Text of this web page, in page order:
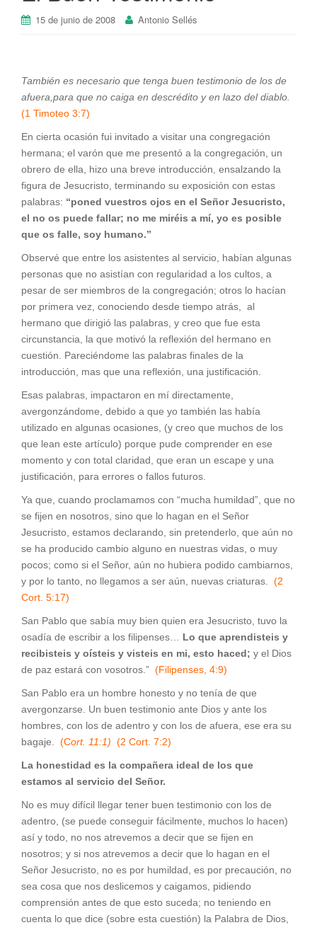
15 de junio de 2008 Antonio Sellés
También es necesario que tenga buen testimonio de los de
afuera,para que no caiga en descrédito y en lazo del diablo.
(1 Timoteo 3:7)
En cierta ocasión fui invitado a visitar una congregación
hermana; el varón que me presentó a la congregación, un
obrero de ella, hizo una breve introducción, ensalzando la
figura de Jesucristo, terminando su exposición con estas
palabras: “poned vuestros ojos en el Señor Jesucristo,
el no os puede fallar; no me miréis a mí, yo es posible
que os falle, soy humano.”
Observé que entre los asistentes al servicio, habían algunas
personas que no asistían con regularidad a los cultos, a
pesar de ser miembros de la congregación; otros lo hacían
por primera vez, conociendo desde tiempo atrás, al
hermano que dirigió las palabras, y creo que fue esta
circunstancia, la que motivó la reflexión del hermano en
cuestión. Pareciéndome las palabras finales de la
introducción, mas que una reflexión, una justificación.
Esas palabras, impactaron en mí directamente,
avergonzándome, debido a que yo también las había
utilizado en algunas ocasiones, (y creo que muchos de los
que lean este artículo) porque pude comprender en ese
momento y con total claridad, que eran un escape y una
justificación, para errores o fallos futuros.
Ya que, cuando proclamamos con “mucha humildad”, que no
se fijen en nosotros, sino que lo hagan en el Señor
Jesucristo, estamos declarando, sin pretenderlo, que aún no
se ha producido cambio alguno en nuestras vidas, o muy
pocos; como si el Señor, aún no hubiera podido cambiarnos,
y por lo tanto, no llegamos a ser aún, nuevas criaturas. (2
Cort. 5:17)
San Pablo que sabía muy bien quien era Jesucristo, tuvo la
osadía de escribir a los filipenses… Lo que aprendisteis y
recibisteis y oísteis y visteis en mi, esto haced; y el Dios
de paz estará con vosotros.” (Filipenses, 4:9)
San Pablo era un hombre honesto y no tenía de que
avergonzarse. Un buen testimonio ante Dios y ante los
hombres, con los de adentro y con los de afuera, ese era su
bagaje. (Cort. 11:1) (2 Cort. 7:2)
La honestidad es la compañera ideal de los que
estamos al servicio del Señor.
No es muy difícil llegar tener buen testimonio con los de
adentro, (se puede conseguir fácilmente, muchos lo hacen)
así y todo, no nos atrevemos a decir que se fijen en
nosotros; y si nos atrevemos a decir que lo hagan en el
Señor Jesucristo, no es por humildad, es por precaución, no
sea cosa que nos deslicemos y caigamos, pidiendo
comprensión antes de que esto suceda; no teniendo en
cuenta lo que dice (sobre esta cuestión) la Palabra de Dios,